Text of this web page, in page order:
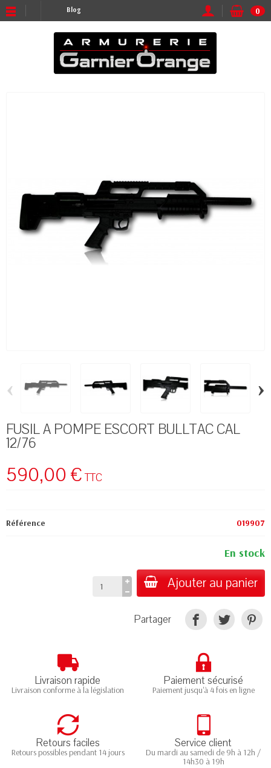
Blog 0
‹ ›
FUSIL A POMPE ESCORT BULLTAC CAL
12/76
590,00 € TTC
Référence 019907
En stock
Ajouter au panier
Partager
Livraison rapide
Livraison conforme à la législation
Paiement sécurisé
Paiement jusqu'à 4 fois en ligne
Retours faciles
Retours possibles pendant 14 jours
Service client
Du mardi au samedi de 9h à 12h /
14h30 à 19h